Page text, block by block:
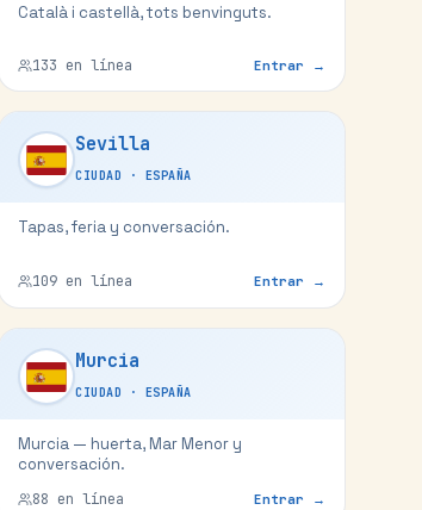
Català i castellà, tots benvinguts.
133 en línea Entrar →
Sevilla
CIUDAD · ESPAÑA
Tapas, feria y conversación.
109 en línea Entrar →
Murcia
CIUDAD · ESPAÑA
Murcia — huerta, Mar Menor y
conversación.
88 en línea Entrar →